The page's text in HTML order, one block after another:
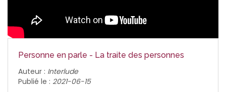
Personne en parle - La traite des personnes
Auteur : Interlude
Publié le : 2021-06-15